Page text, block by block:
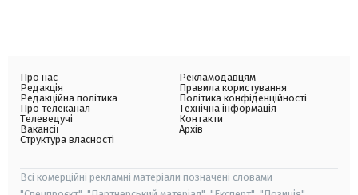
Про нас
Редакція
Редакційна політика
Про телеканал
Телеведучі
Вакансії
Структура власності
Рекламодавцям
Правила користування
Політика конфіденційності
Технічна інформація
Контакти
Архів
Всі комерційні рекламні матеріали позначені словами